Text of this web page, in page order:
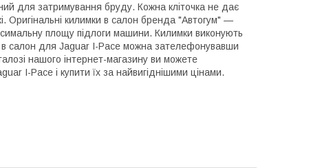
для затримування бруду. Кожна кліточка не дає
Оригінальні килимки в салон бренда "Автогум" —
площу підлоги машини. Килимки виконують
в салон для Jaguar I-Pace можна зателефонувавши
нашого інтернет-магазину ви можете
I-Pace і купити їх за найвигіднішими цінами.